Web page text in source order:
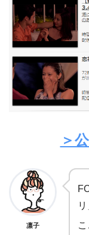
＞
凛子